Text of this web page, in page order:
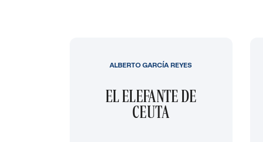
EL ELEFANTE DE
CEUTA
ALBERTO GARCÍA REYES